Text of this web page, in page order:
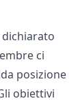
dichiarato
ci
posizione
obiettivi